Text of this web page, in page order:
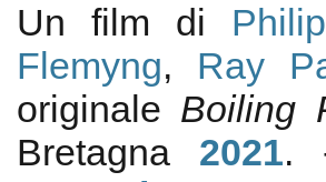
Un film di
Flemyng, Ray
originale Boiling
Bretagna 2021.